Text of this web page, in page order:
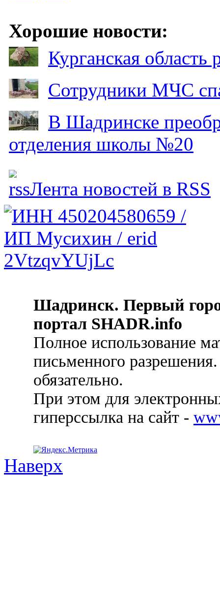
Хорошие новости:
Курганская
Сотрудники МЧС
В Шадринске
отделения школы №20
Лента новостей в RSS
Шадринск. Первый
портал SHADR.info
Полное использование
письменного
обязательно.
При этом для
гиперссылка на сайт -
Наверх